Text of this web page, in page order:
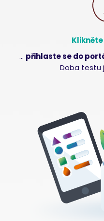
… přihlaste se do
Doba testu